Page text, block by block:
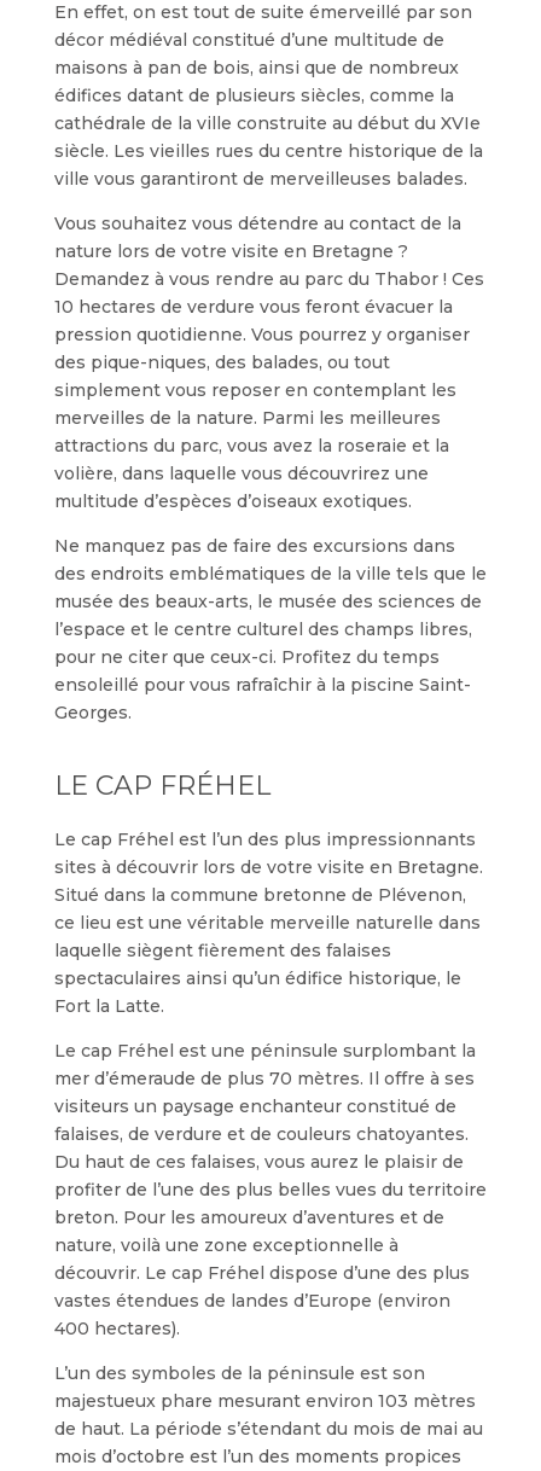
En effet, on est tout de suite émerveillé par son
décor médiéval constitué d’une multitude de
maisons à pan de bois, ainsi que de nombreux
édifices datant de plusieurs siècles, comme la
cathédrale de la ville construite au début du XVIe
siècle. Les vieilles rues du centre historique de la
ville vous garantiront de merveilleuses balades.
Vous souhaitez vous détendre au contact de la
nature lors de votre visite en Bretagne ?
Demandez à vous rendre au parc du Thabor ! Ces
10 hectares de verdure vous feront évacuer la
pression quotidienne. Vous pourrez y organiser
des pique-niques, des balades, ou tout
simplement vous reposer en contemplant les
merveilles de la nature. Parmi les meilleures
attractions du parc, vous avez la roseraie et la
volière, dans laquelle vous découvrirez une
multitude d’espèces d’oiseaux exotiques.
Ne manquez pas de faire des excursions dans
des endroits emblématiques de la ville tels que le
musée des beaux-arts, le musée des sciences de
l’espace et le centre culturel des champs libres,
pour ne citer que ceux-ci. Profitez du temps
ensoleillé pour vous rafraîchir à la piscine Saint-
Georges.
LE CAP FRÉHEL
Le cap Fréhel est l’un des plus impressionnants
sites à découvrir lors de votre visite en Bretagne.
Situé dans la commune bretonne de Plévenon,
ce lieu est une véritable merveille naturelle dans
laquelle siègent fièrement des falaises
spectaculaires ainsi qu’un édifice historique, le
Fort la Latte.
Le cap Fréhel est une péninsule surplombant la
mer d’émeraude de plus 70 mètres. Il offre à ses
visiteurs un paysage enchanteur constitué de
falaises, de verdure et de couleurs chatoyantes.
Du haut de ces falaises, vous aurez le plaisir de
profiter de l’une des plus belles vues du territoire
breton. Pour les amoureux d’aventures et de
nature, voilà une zone exceptionnelle à
découvrir. Le cap Fréhel dispose d’une des plus
vastes étendues de landes d’Europe (environ
400 hectares).
L’un des symboles de la péninsule est son
majestueux phare mesurant environ 103 mètres
de haut. La période s’étendant du mois de mai au
mois d’octobre est l’un des moments propices